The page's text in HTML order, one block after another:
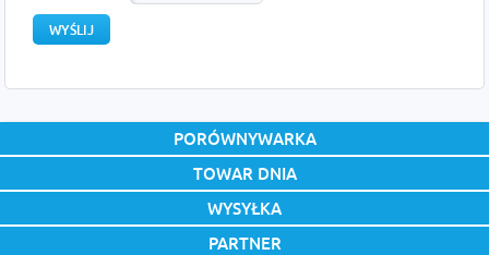
PORÓWNYWARKA
TOWAR DNIA
WYSYŁKA
PARTNER